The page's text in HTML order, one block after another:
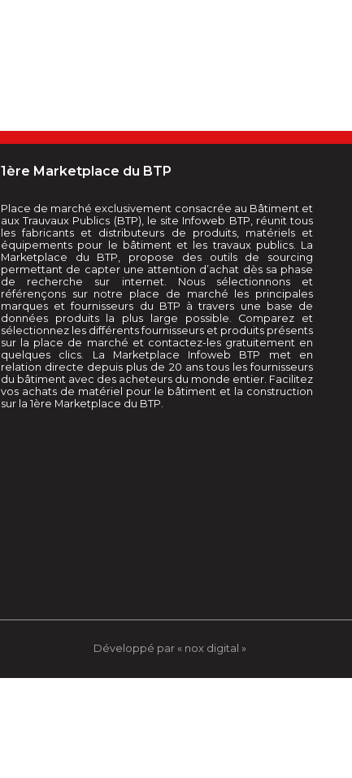
1ère Marketplace du BTP
Place de marché exclusivement consacrée au Bâtiment et
aux Trauvaux Publics (BTP), le site Infoweb BTP, réunit tous
les fabricants et distributeurs de produits, matériels et
équipements pour le bâtiment et les travaux publics. La
Marketplace du BTP, propose des outils de sourcing
permettant de capter une attention d’achat dès sa phase
de recherche sur internet. Nous sélectionnons et
référençons sur notre place de marché les principales
marques et fournisseurs du BTP à travers une base de
données produits la plus large possible. Comparez et
sélectionnez les différents fournisseurs et produits présents
sur la place de marché et contactez-les gratuitement en
quelques clics. La Marketplace Infoweb BTP met en
relation directe depuis plus de 20 ans tous les fournisseurs
du bâtiment avec des acheteurs du monde entier. Facilitez
vos achats de matériel pour le bâtiment et la construction
sur la 1ère Marketplace du BTP.
Développé par « nox digital »